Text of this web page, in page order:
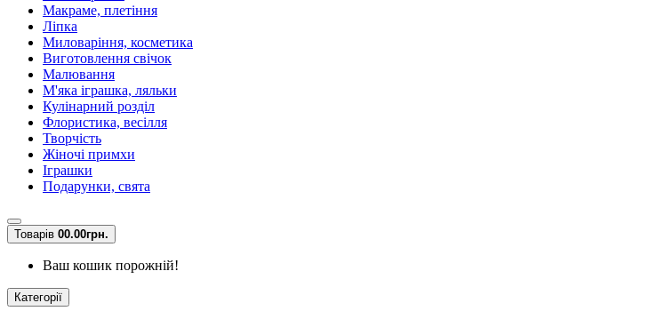
Макраме, плетіння
Ліпка
Миловаріння, косметика
Виготовлення свічок
Малювання
М'яка іграшка, ляльки
Кулінарний розділ
Флористика, весілля
Творчість
Жіночі примхи
Іграшки
Подарунки, свята
Товарів 00.00грн.
Ваш кошик порожній!
Категорії